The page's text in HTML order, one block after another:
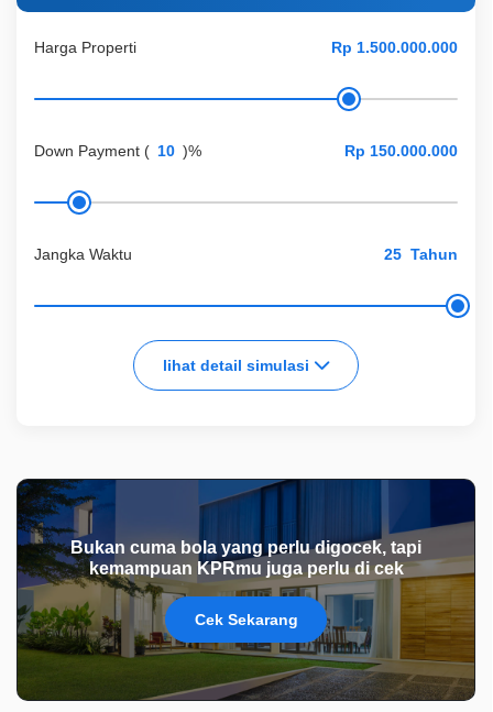
Harga Properti
Down Payment ( )%
Jangka Waktu Tahun
lihat detail simulasi
Bukan cuma bola yang perlu digocek, tapi
kemampuan KPRmu juga perlu di cek
Cek Sekarang